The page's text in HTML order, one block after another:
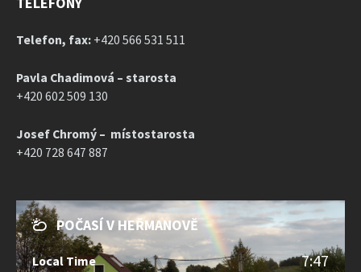
Telefon, fax: +420 566 531 511
Pavla Chadimová – starosta
+420 602 509 130
Josef Chromý – místostarosta
+420 728 647 887
POČASÍ V HEŘMANOVĚ
Local Time 7:47